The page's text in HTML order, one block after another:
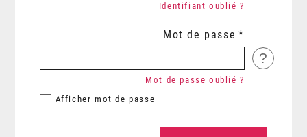
Identifiant oublié ?
Mot de passe
?
Afficher mot de passe
Mot de passe oublié ?